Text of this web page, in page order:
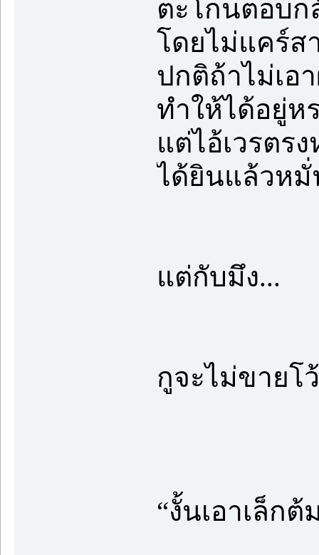
ตะโกนตอบ
โดยไม่แคร์ส
ปกติถ้าไม่เอ
ทำให้ได้อยู่ห
แต่ไอ้เวรตร
ได้ยินแล้วห
แต่กับมึง...
กูจะไม่ขายโ
“งั้นเอาเล็ก